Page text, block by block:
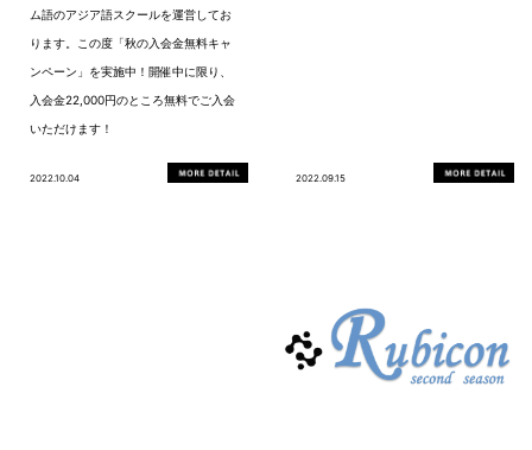
ム語のアジア語スクールを運営してお
ります。この度「秋の入会金無料キャ
ンペーン」を実施中！開催中に限り、
入会金22,000円のところ無料でご入会
いただけます！
2022.10.04 2022.09.15